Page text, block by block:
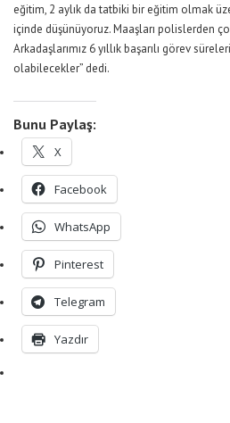
eğitim, 2 aylık da tatbiki bir eğitim olmak
içinde düşünüyoruz. Maaşları polislerden
Arkadaşlarımız 6 yıllık başarılı görev
olabilecekler” dedi.
Bunu Paylaş:
X
Facebook
WhatsApp
Pinterest
Telegram
Yazdır